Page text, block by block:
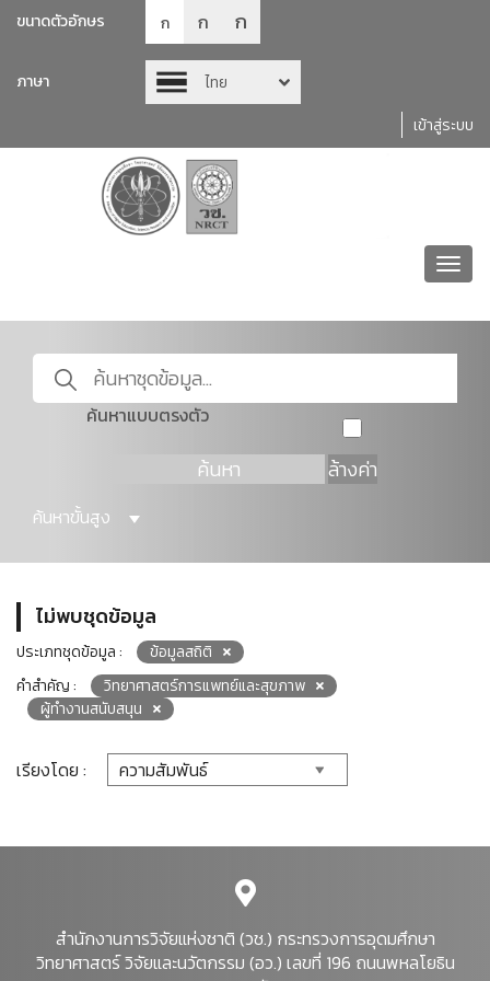
ขนาดตัวอักษร ก ก ก
ภาษา
ไทย
เข้าสู่ระบบ
ค้นหาแบบตรงตัว
ค้นหา ล้างค่า
ค้นหาขั้นสูง
ไม่พบชุดข้อมูล
ประเภทชุดข้อมูล :
ข้อมูลสถิติ
คำสำคัญ :
วิทยาศาสตร์การแพทย์และสุขภาพ
ผู้ทำงานสนับสนุน
เรียงโดย :
สำนักงานการวิจัยแห่งชาติ (วช.) กระทรวงการอุดมศึกษา
วิทยาศาสตร์ วิจัยและนวัตกรรม (อว.) เลขที่ 196 ถนนพหลโยธิน